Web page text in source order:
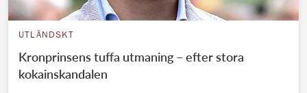
UTLÄNDSKT
Kronprinsens tuffa utmaning – efter stora
kokainskandalen